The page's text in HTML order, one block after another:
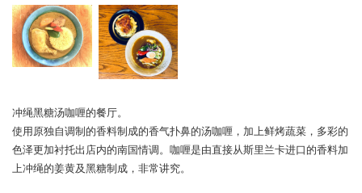
冲绳黑糖汤咖喱的餐厅。
使用原独自调制的香料制成的香气扑鼻的汤咖喱，加上鲜烤蔬菜，多彩的
色泽更加衬托出店内的南国情调。咖喱是由直接从斯里兰卡进口的香料加
上冲绳的姜黄及黑糖制成，非常讲究。